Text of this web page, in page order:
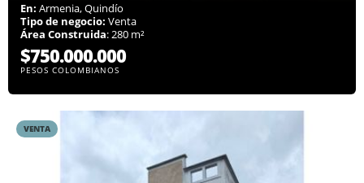
En: Armenia, Quindío
Tipo de negocio: Venta
Área Construida: 280 m²
$750.000.000
PESOS COLOMBIANOS
VENTA